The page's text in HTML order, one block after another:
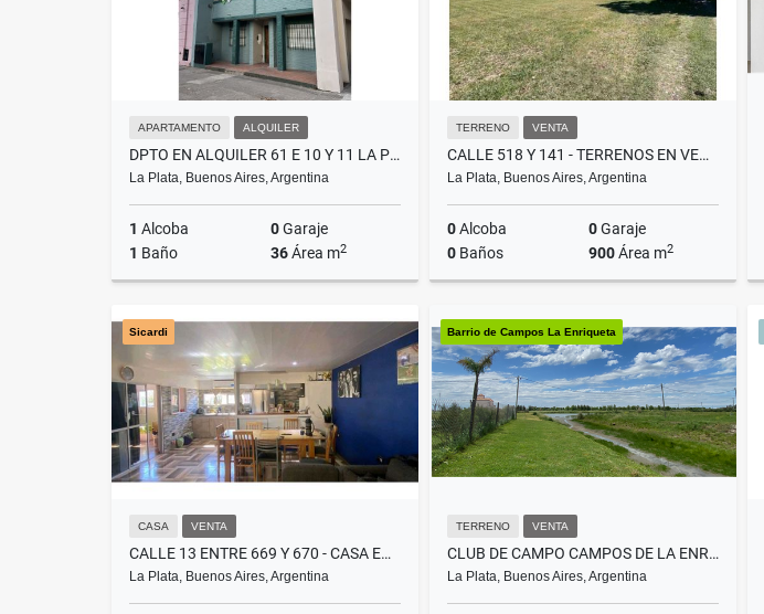
APARTAMENTO ALQUILER
DPTO EN ALQUILER 61 E 10 Y 11 LA PLATA
La Plata, Buenos Aires, Argentina
1 Alcoba 0Garaje
1 Baño 36Área m2
$550.000
TERRENO VENTA
CALLE 518 Y 141 - TERRENOS EN VENTA
La Plata, Buenos Aires, Argentina
0Alcoba 0Garaje
0 Baños 900Área m2
US$37,000
Sicardi
CASA VENTA
CALLE 13 ENTRE 669 Y 670 - CASA EN VENTA
La Plata, Buenos Aires, Argentina
Barrio de Campos La Enriqueta
TERRENO VENTA
CLUB DE CAMPO CAMPOS DE LA ENRIQUETA - TERRENO EN VENTA
La Plata, Buenos Aires, Argentina